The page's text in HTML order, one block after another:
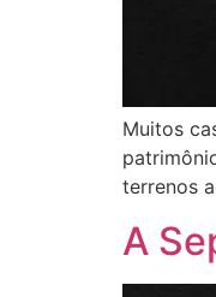
Muitos
terrenos
A